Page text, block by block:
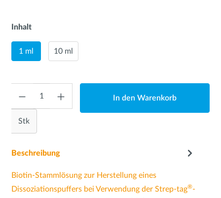
Inhalt
1 ml 10 ml
Stk
In den Warenkorb
Beschreibung
Biotin-Stammlösung zur Herstellung eines
Dissoziationspuffers bei Verwendung der Strep-tag®-